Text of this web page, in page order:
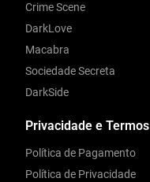
Privacidade e Termos
Política de Pagamento
Política de Privacidade
Crime Scene
DarkLove
Macabra
Sociedade Secreta
DarkSide